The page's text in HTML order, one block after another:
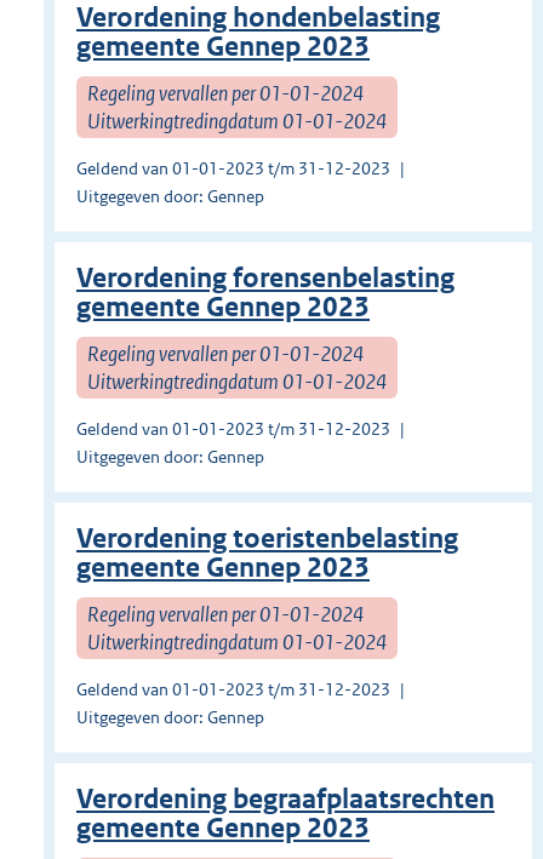
Verordening hondenbelasting
gemeente Gennep 2023
Regeling vervallen per 01-01-2024
Uitwerkingtredingdatum 01-01-2024
Geldend van 01-01-2023 t/m 31-12-2023
Uitgegeven door: Gennep
Verordening forensenbelasting
gemeente Gennep 2023
Regeling vervallen per 01-01-2024
Uitwerkingtredingdatum 01-01-2024
Geldend van 01-01-2023 t/m 31-12-2023
Uitgegeven door: Gennep
Verordening toeristenbelasting
gemeente Gennep 2023
Regeling vervallen per 01-01-2024
Uitwerkingtredingdatum 01-01-2024
Geldend van 01-01-2023 t/m 31-12-2023
Uitgegeven door: Gennep
Verordening begraafplaatsrechten
gemeente Gennep 2023